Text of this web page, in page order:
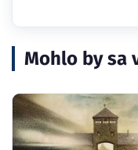
Mohlo by sa